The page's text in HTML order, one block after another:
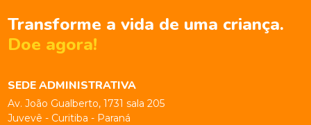
Transforme a vida de uma criança.
Doe agora!
SEDE ADMINISTRATIVA
Av. João Gualberto, 1731 sala 205
Juvevê - Curitiba - Paraná